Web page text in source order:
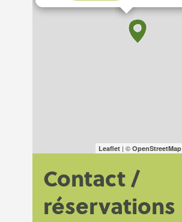
Leaflet | © OpenStreetMap
Contact /
réservations